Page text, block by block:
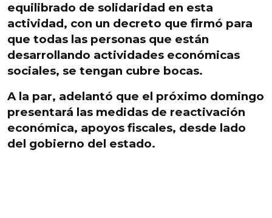
equilibrado de solidaridad en esta
actividad, con un decreto que firmó para
que todas las personas que están
desarrollando actividades económicas
sociales, se tengan cubre bocas.
A la par, adelantó que el próximo domingo
presentará las medidas de reactivación
económica, apoyos fiscales, desde lado
del gobierno del estado.